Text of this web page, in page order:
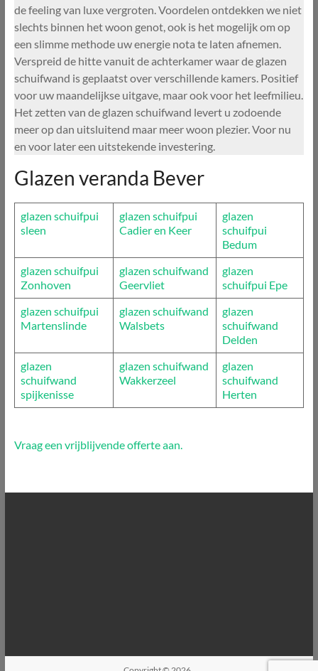
de feeling van luxe vergroten. Voordelen ontdekken we niet
slechts binnen het woon genot, ook is het mogelijk om op
een slimme methode uw energie nota te laten afnemen.
Verspreid de hitte vanuit de achterkamer waar de glazen
schuifwand is geplaatst over verschillende kamers. Positief
voor uw maandelijkse uitgave, maar ook voor het leefmilieu.
Het zetten van de glazen schuifwand levert u zodoende
meer op dan uitsluitend maar meer woon plezier. Voor nu
en voor later een uitstekende investering.
Glazen veranda Bever
glazen schuifpui
sleen
glazen schuifpui
Cadier en Keer
glazen
schuifpui
Bedum
glazen schuifpui
Zonhoven
glazen schuifwand
Geervliet
glazen
schuifpui Epe
glazen schuifpui
Martenslinde
glazen schuifwand
Walsbets
glazen
schuifwand
Delden
glazen
schuifwand
spijkenisse
glazen schuifwand
Wakkerzeel
glazen
schuifwand
Herten
Vraag een vrijblijvende offerte aan.